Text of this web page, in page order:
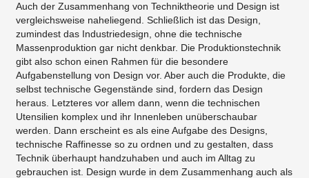
Auch der Zusammenhang von Techniktheorie und Design ist
vergleichsweise naheliegend. Schließlich ist das Design,
zumindest das Industriedesign, ohne die technische
Massenproduktion gar nicht denkbar. Die Produktionstechnik
gibt also schon einen Rahmen für die besondere
Aufgabenstellung von Design vor. Aber auch die Produkte, die
selbst technische Gegenstände sind, fordern das Design
heraus. Letzteres vor allem dann, wenn die technischen
Utensilien komplex und ihr Innenleben unüberschaubar
werden. Dann erscheint es als eine Aufgabe des Designs,
technische Raffinesse so zu ordnen und zu gestalten, dass
Technik überhaupt handzuhaben und auch im Alltag zu
gebrauchen ist. Design wurde in dem Zusammenhang auch als